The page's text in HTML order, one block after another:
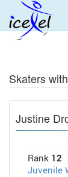
Skaters
Justine
Rank 12
Juvenile